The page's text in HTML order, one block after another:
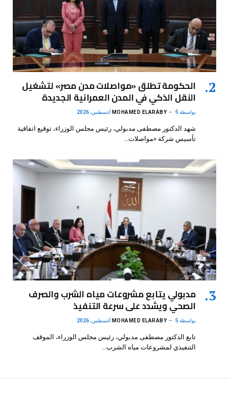
الحكومة تطلق «مواصلات مدن مصر» لتشغيل
النقل الذكي في المدن العمرانية الجديدة
بواسطة MOHAMED ELARABY 5 أغسطس، 2026
شهد الدكتور مصطفى مدبولي، رئيس مجلس الوزراء، توقيع اتفاقية
تأسيس شركة «مواصلات…
مدبولي يتابع مشروعات مياه الشرب والصرف
الصحي ويشدد على سرعة التنفيذ
بواسطة MOHAMED ELARABY 5 أغسطس، 2026
تابع الدكتور مصطفى مدبولي، رئيس مجلس الوزراء، الموقف
التنفيذي لمشروعات مياه الشرب…